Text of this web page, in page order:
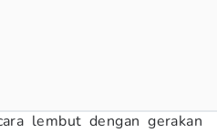
lembut dengan gerakan